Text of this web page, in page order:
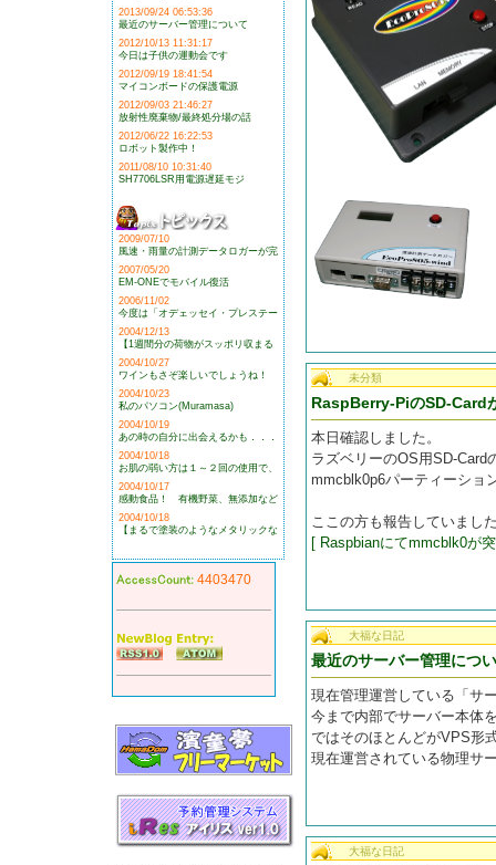
2013/09/24 06:53:36
最近のサーバー管理について
2012/10/13 11:31:17
今日は子供の運動会です
2012/09/19 18:41:54
マイコンボードの保護電源
2012/09/03 21:46:27
放射性廃棄物/最終処分場の話
2012/06/22 16:22:53
ロボット製作中！
2011/08/10 10:31:40
SH7706LSR用電源遅延モジ
2009/07/10
風速・雨量の計測データロガーが完
2007/05/20
EM-ONEでモバイル復活
2006/11/02
今度は「オデェッセイ・プレステー
2004/12/13
【1週間分の荷物がスッポリ収まる
2004/10/27
ワインもさぞ楽しいでしょうね！
2004/10/23
私のパソコン(Muramasa)
2004/10/19
あの時の自分に出会えるかも．．．
2004/10/18
お肌の弱い方は１～２回の使用で、
2004/10/17
感動食品！ 有機野菜、無添加など
2004/10/18
【まるで塗装のようなメタリックな
4403470
未分類
RaspBerry-PiのSD-Card
本日確認しました。
ラズベリーのOS用SD-Card
mmcblk0p6パーティーショ
ここの方も報告していまし
[ Raspbianにてmmcblk0が
大福な日記
最近のサーバー管理につ
現在管理運営している「サ
今まで内部でサーバー本体
ではそのほとんどがVPS形
現在運営されている物理サ
大福な日記